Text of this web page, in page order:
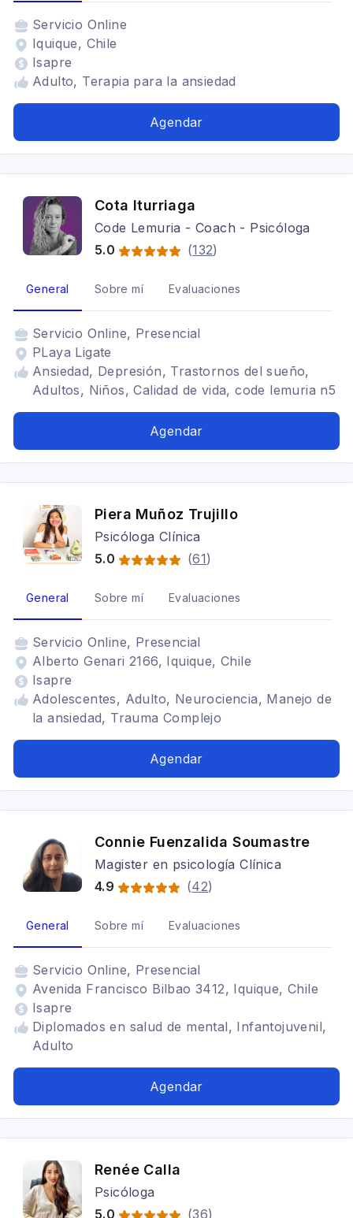
Servicio Online
Iquique, Chile
Isapre
Adulto, Terapia para la ansiedad
Agendar
Cota Iturriaga
Code Lemuria - Coach - Psicóloga
5.0
(132)
General Sobre mí Evaluaciones
Servicio Online, Presencial
PLaya Ligate
Ansiedad, Depresión, Trastornos del sueño,
Adultos, Niños, Calidad de vida, code lemuria n5
Agendar
Piera Muñoz Trujillo
Psicóloga Clínica
5.0
(61)
General Sobre mí Evaluaciones
Servicio Online, Presencial
Alberto Genari 2166, Iquique, Chile
Isapre
Adolescentes, Adulto, Neurociencia, Manejo de
la ansiedad, Trauma Complejo
Agendar
Connie Fuenzalida Soumastre
Magister en psicología Clínica
4.9
(42)
General Sobre mí Evaluaciones
Servicio Online, Presencial
Avenida Francisco Bilbao 3412, Iquique, Chile
Isapre
Diplomados en salud de mental, Infantojuvenil,
Adulto
Agendar
Renée Calla
Psicóloga
5.0
(36)